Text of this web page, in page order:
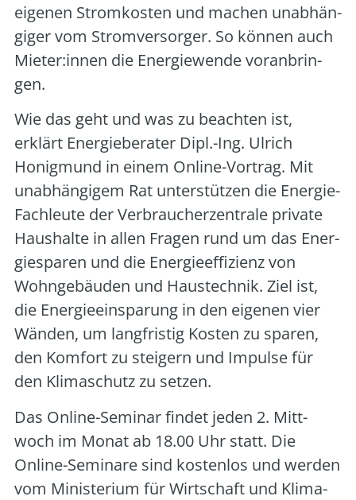
eige­nen Strom­kos­ten und machen unab­hän­
gi­ger vom Strom­ver­sor­ger. So kön­nen auch
Mieter:innen die Ener­gie­wen­de vor­an­brin­
gen.
Wie das geht und was zu beach­ten ist,
erklärt Ener­gie­be­ra­ter Dipl.-Ing. Ulrich
Honig­mund in einem Online-Vor­trag. Mit
unab­hän­gi­gem Rat unter­stüt­zen die Ener­gie-
Fach­leu­te der Ver­brau­cher­zen­tra­le pri­va­te
Haus­hal­te in allen Fra­gen rund um das Ener­
gie­spa­ren und die Ener­gie­ef­fi­zi­enz von
Wohn­ge­bäu­den und Haus­tech­nik. Ziel ist,
die Ener­gie­ein­spa­rung in den eige­nen vier
Wän­den, um lang­fris­tig Kos­ten zu spa­ren,
den Kom­fort zu stei­gern und Impul­se für
den Kli­ma­schutz zu set­zen.
Das Online-Semi­nar fin­det jeden 2. Mitt­
woch im Monat ab 18.00 Uhr statt. Die
Online-Semi­na­re sind kos­ten­los und wer­den
vom Minis­te­ri­um für Wirt­schaft und Kli­ma­